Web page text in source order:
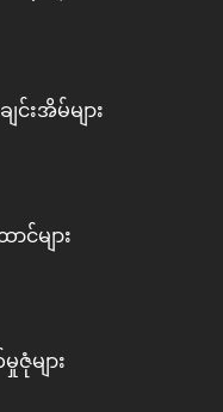
င်းအိမ်များ
င်များ
များ